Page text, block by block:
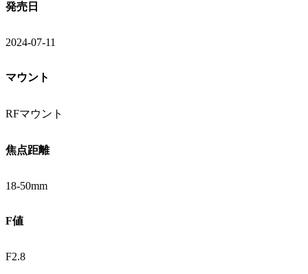
発売日
2024-07-11
マウント
RFマウント
焦点距離
18-50mm
F値
F2.8